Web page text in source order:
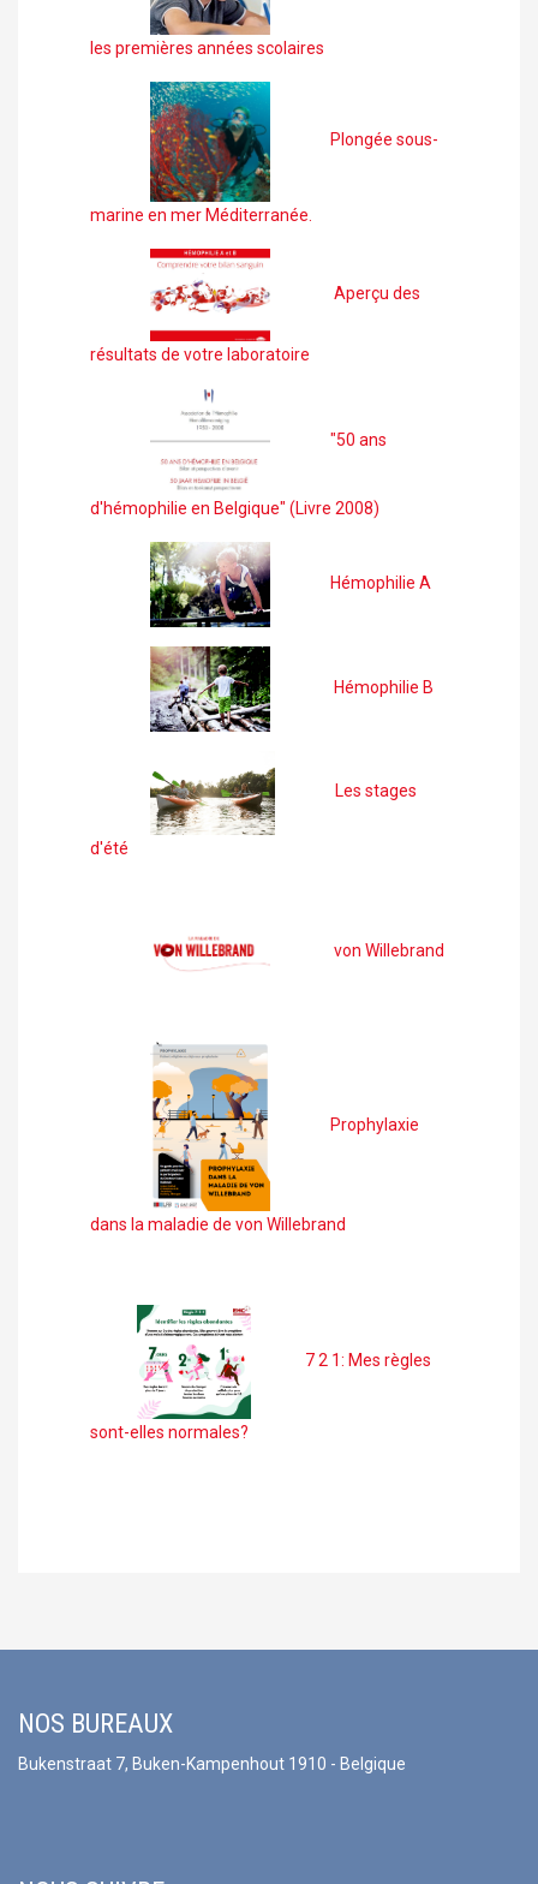
les premières années scolaires
Plongée sous-
marine en mer Méditerranée.
Aperçu des
résultats de votre laboratoire
"50 ans
d'hémophilie en Belgique" (Livre 2008)
Hémophilie A
Hémophilie B
Les stages
d'été
von Willebrand
Prophylaxie
dans la maladie de von Willebrand
7 2 1: Mes règles
sont-elles normales?
NOS BUREAUX
Bukenstraat 7, Buken-Kampenhout 1910 - Belgique